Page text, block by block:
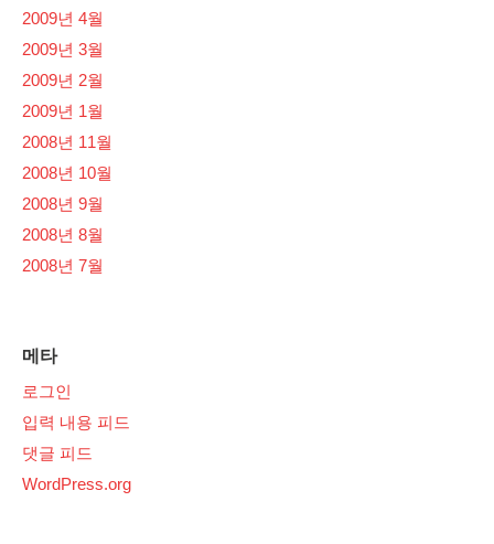
2009년 4월
2009년 3월
2009년 2월
2009년 1월
2008년 11월
2008년 10월
2008년 9월
2008년 8월
2008년 7월
메타
로그인
입력 내용 피드
댓글 피드
WordPress.org